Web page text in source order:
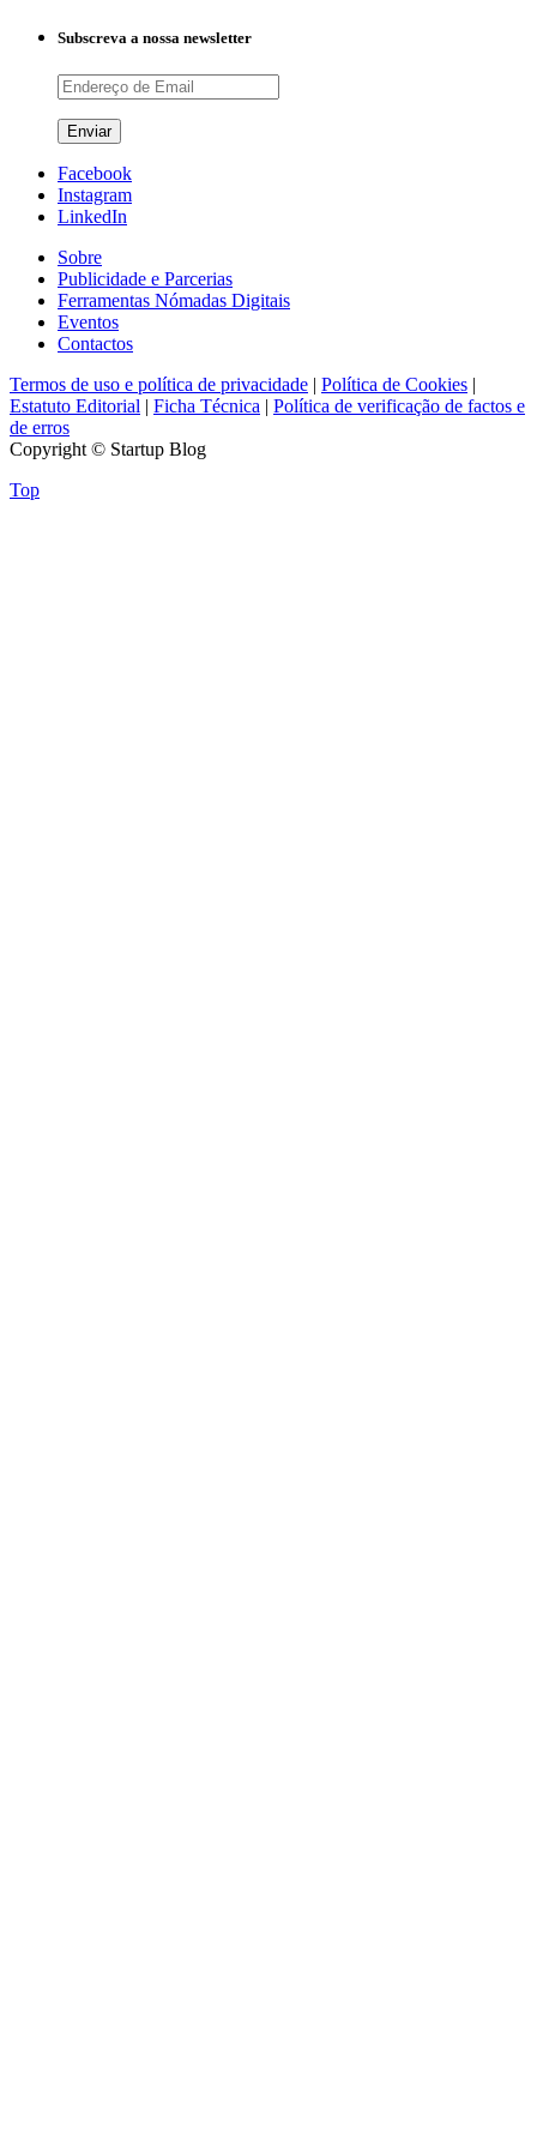
Subscreva a nossa newsletter
Facebook
Instagram
LinkedIn
Sobre
Publicidade e Parcerias
Ferramentas Nómadas Digitais
Eventos
Contactos
Termos de uso e política de privacidade | Política de Cookies |
Estatuto Editorial | Ficha Técnica | Política de verificação de factos e
de erros
Copyright © Startup Blog
Top